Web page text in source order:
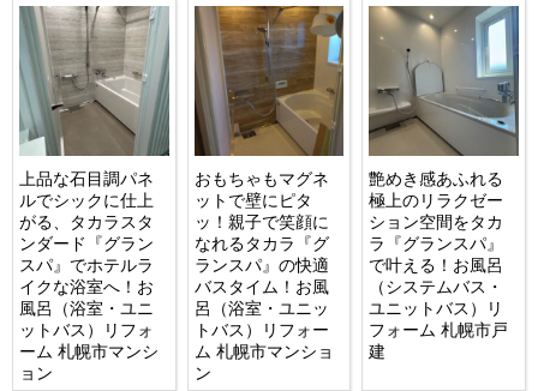
上品な石目調パネ
ルでシックに仕上
がる、タカラスタ
ンダード『グラン
スパ』でホテルラ
イクな浴室へ！お
風呂（浴室・ユニ
ットバス）リフォ
ーム 札幌市マンシ
ョン
おもちゃもマグネ
ットで壁にピタ
ッ！親子で笑顔に
なれるタカラ『グ
ランスパ』の快適
バスタイム！お風
呂（浴室・ユニッ
トバス）リフォー
ム 札幌市マンショ
ン
艶めき感あふれる
極上のリラクゼー
ション空間をタカ
ラ『グランスパ』
で叶える！お風呂
（システムバス・
ユニットバス）リ
フォーム 札幌市戸
建